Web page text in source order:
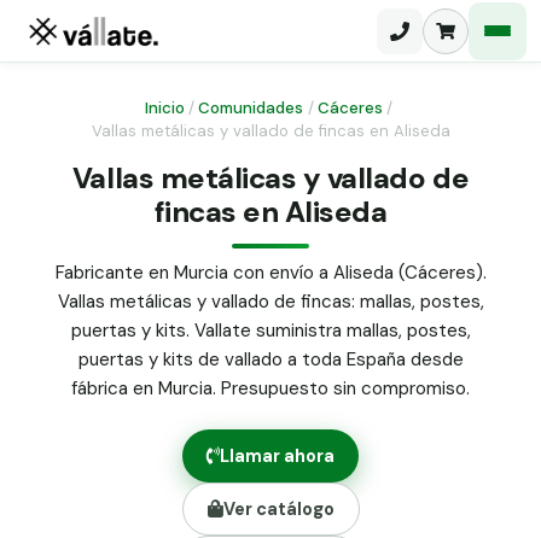
Malla ganadera
Malla simple torsión
Malla triple torsión
Panel malla H.
Puerta abatible dos hojas
Puerta acceso peatonal
Poste malla Hércules
Poste malla simple torsión
Alambre de espino galvanizado
Alambre liso galvanizado
Malla ocultación 70 g/m² verde
Abrazadera PVC malla H.
Inicio /Comunidades / Cáceres /
Vallas metálicas y vallado de fincas en Aliseda
Vallas metálicas y vallado de
fincas en Aliseda
Fabricante en Murcia con envío a Aliseda (Cáceres).
Vallas metálicas y vallado de fincas: mallas, postes,
puertas y kits. Vallate suministra mallas, postes,
puertas y kits de vallado a toda España desde
fábrica en Murcia. Presupuesto sin compromiso.
Llamar ahora
Ver catálogo